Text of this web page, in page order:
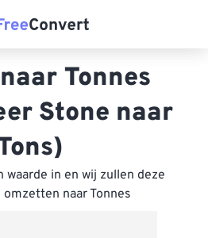
Tonnes
Stone naar
waarde in en wij zullen deze
naar Tonnes